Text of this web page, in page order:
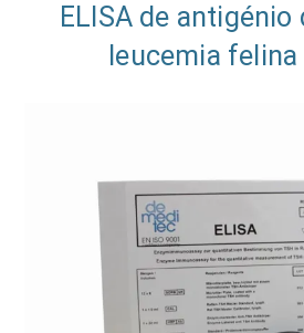
ELISA de antigénio
leucemia felina